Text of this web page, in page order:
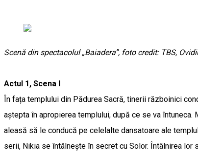
Scenă din spectacolul „Baiadera”, foto credit: TBS,
Actul 1, Scena I
În fața templului din Pădurea Sacră, tinerii războinici
aștepta în apropierea templului, după ce se va
aleasă să le conducă pe celelalte dansatoare ale
serii, Nikia se întâlnește în secret cu Solor. Întâlnirea